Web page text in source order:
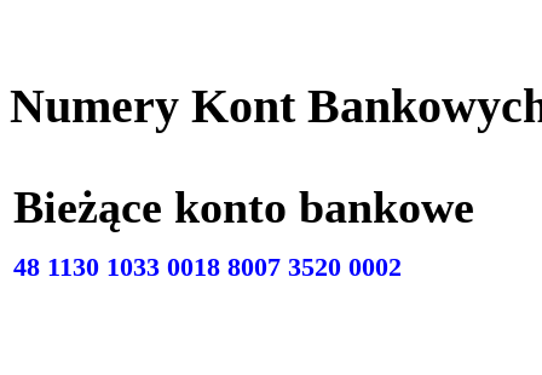
Numery Kont
Bieżące konto
48 1130 1033 0018 8007 3520 0002